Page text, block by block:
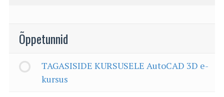
Õppetunnid
TAGASISIDE KURSUSELE AutoCAD 3D e-
kursus